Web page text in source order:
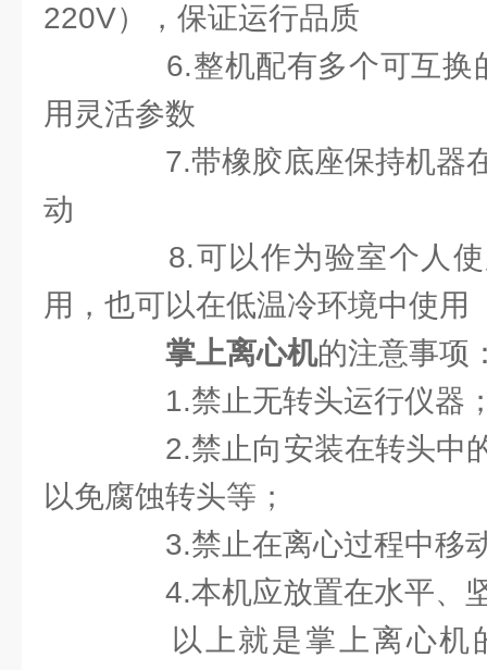
220V），保证运行品质
6.整机配有多个可互换
用灵活参数
7.带橡胶底座保持机器
动
8.可以作为验室个人使
用，也可以在低温冷环境中使用
掌上离心机的注意事项
1.禁止无转头运行仪器
2.禁止向安装在转头中
以免腐蚀转头等；
3.禁止在离心过程中移
4.本机应放置在水平、
以上就是掌上离心机